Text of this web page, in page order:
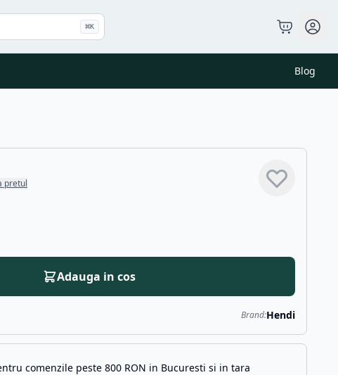
⌘K
Blog
pretul
Adauga in cos
Brand:Hendi
comenzile peste 800 RON in Bucuresti si in tara